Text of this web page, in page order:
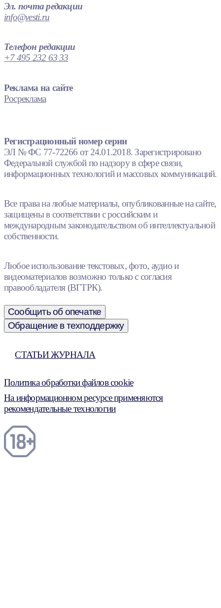
Эл. почта редакции
info@vesti.ru
Телефон редакции
+7 495 232 63 33
Реклама на сайте
Росреклама
Регистрационный номер серии
ЭЛ № ФС 77-72266 от 24.01.2018. Зарегистрировано
Федеральной службой по надзору в сфере связи,
информационных технологий и массовых коммуникаций.
Все права на любые материалы, опубликованные на сайте,
защищены в соответствии с российским и
международным законодательством об интеллектуальной
собственности.
Любое использование текстовых, фото, аудио и
видеоматериалов возможно только с согласия
правообладателя (ВГТРК).
Сообщить об опечатке
Обращение в техподдержку
СТАТЬИ ЖУРНАЛА
Политика обработки файлов cookie
На информационном ресурсе применяются
рекомендательные технологии